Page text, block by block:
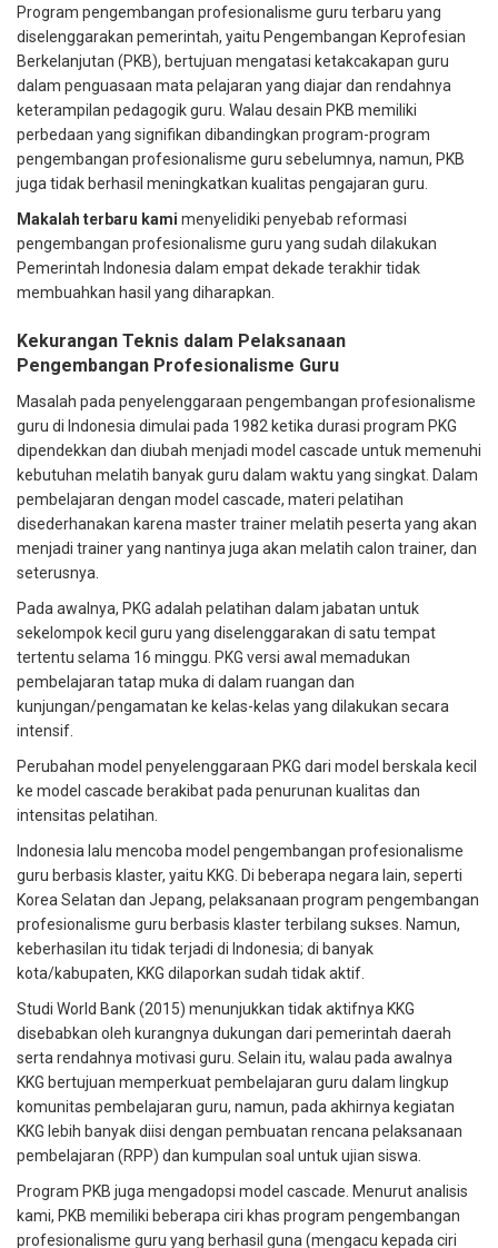
Program pengembangan profesionalisme guru terbaru yang
diselenggarakan pemerintah, yaitu Pengembangan Keprofesian
Berkelanjutan (PKB), bertujuan mengatasi ketakcakapan guru
dalam penguasaan mata pelajaran yang diajar dan rendahnya
keterampilan pedagogik guru. Walau desain PKB memiliki
perbedaan yang signifikan dibandingkan program-program
pengembangan profesionalisme guru sebelumnya, namun, PKB
juga tidak berhasil meningkatkan kualitas pengajaran guru.
Makalah terbaru kami menyelidiki penyebab reformasi
pengembangan profesionalisme guru yang sudah dilakukan
Pemerintah Indonesia dalam empat dekade terakhir tidak
membuahkan hasil yang diharapkan.
Kekurangan Teknis dalam Pelaksanaan
Pengembangan Profesionalisme Guru
Masalah pada penyelenggaraan pengembangan profesionalisme
guru di Indonesia dimulai pada 1982 ketika durasi program PKG
dipendekkan dan diubah menjadi model cascade untuk memenuhi
kebutuhan melatih banyak guru dalam waktu yang singkat. Dalam
pembelajaran dengan model cascade, materi pelatihan
disederhanakan karena master trainer melatih peserta yang akan
menjadi trainer yang nantinya juga akan melatih calon trainer, dan
seterusnya.
Pada awalnya, PKG adalah pelatihan dalam jabatan untuk
sekelompok kecil guru yang diselenggarakan di satu tempat
tertentu selama 16 minggu. PKG versi awal memadukan
pembelajaran tatap muka di dalam ruangan dan
kunjungan/pengamatan ke kelas-kelas yang dilakukan secara
intensif.
Perubahan model penyelenggaraan PKG dari model berskala kecil
ke model cascade berakibat pada penurunan kualitas dan
intensitas pelatihan.
Indonesia lalu mencoba model pengembangan profesionalisme
guru berbasis klaster, yaitu KKG. Di beberapa negara lain, seperti
Korea Selatan dan Jepang, pelaksanaan program pengembangan
profesionalisme guru berbasis klaster terbilang sukses. Namun,
keberhasilan itu tidak terjadi di Indonesia; di banyak
kota/kabupaten, KKG dilaporkan sudah tidak aktif.
Studi World Bank (2015) menunjukkan tidak aktifnya KKG
disebabkan oleh kurangnya dukungan dari pemerintah daerah
serta rendahnya motivasi guru. Selain itu, walau pada awalnya
KKG bertujuan memperkuat pembelajaran guru dalam lingkup
komunitas pembelajaran guru, namun, pada akhirnya kegiatan
KKG lebih banyak diisi dengan pembuatan rencana pelaksanaan
pembelajaran (RPP) dan kumpulan soal untuk ujian siswa.
Program PKB juga mengadopsi model cascade. Menurut analisis
kami, PKB memiliki beberapa ciri khas program pengembangan
profesionalisme guru yang berhasil guna (mengacu kepada ciri